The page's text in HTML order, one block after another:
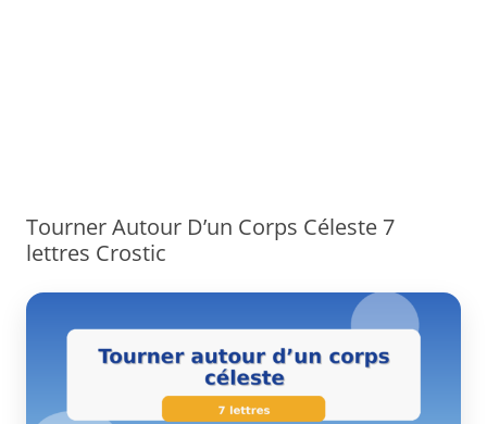
Tourner Autour D’un Corps Céleste 7
lettres Crostic